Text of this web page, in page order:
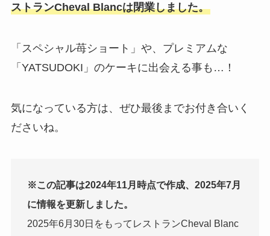
ストランCheval Blancは閉業しました。
「スペシャル苺ショート」や、プレミアムな
「YATSUDOKI」のケーキに出会える事も…！
気になっている方は、ぜひ最後までお付き合いく
ださいね。
※この記事は2024年11月時点で作成、2025年7月
に情報を更新しました。
2025年6月30日をもってレストランCheval Blanc